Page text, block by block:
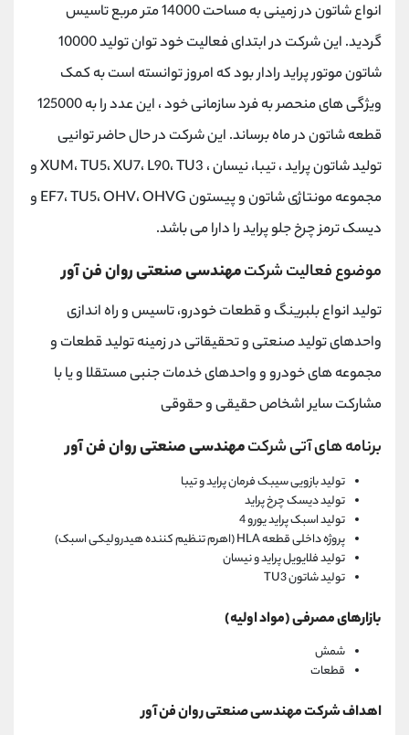
انواع شاتون در زمینی به مساحت 14000 متر مربع تاسیس
گردید. این شرکت در ابتدای فعالیت خود توان تولید 10000
شاتون موتور پراید رادار بود که امروز توانسته است به کمک
ویژگی های منحصر به فرد سازمانی خود ، این عدد را به 125000
قطعه شاتون در ماه برساند. این شرکت در حال حاضر توانیی
تولید شاتون پراید ، تیبا، نیسان ، XUM، TU5، XU7، L90، TU3 و
مجموعه مونتاژی شاتون و پیستون EF7، TU5، OHV، OHVG و
دیسک ترمز چرخ جلو پراید را دارا می باشد.
موضوع فعالیت شرکتمهندسی صنعتی روان فن آور
تولید انواع بلبرینگ و قطعات خودرو، تاسیس و راه اندازی
واحدهای تولید صنعتی و تحقیقاتی در زمینه تولید قطعات و
مجموعه های خودرو و واحدهای خدمات جنبی مستقلا و یا با
مشارکت سایر اشخاص حقیقی و حقوقی
برنامه های آتی شرکتمهندسی صنعتی روان فن آور
تولید بازویی سیبک فرمان پراید و تیبا
تولید دیسک چرخ پراید
تولید اسبک پراید یورو 4
پروژه داخلی قطعه HLA (اهرم تنظیم کننده هیدرولیکی اسبک)
تولید فلایویل پراید و نیسان
تولید شاتون TU3
بازارهای مصرفی (مواد اولیه)
شمش
قطعات
اهداف شرکت مهندسی صنعتی روان فن آور